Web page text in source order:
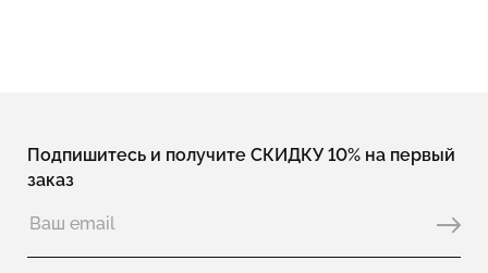
Подпишитесь и получите СКИДКУ 10% на первый
заказ